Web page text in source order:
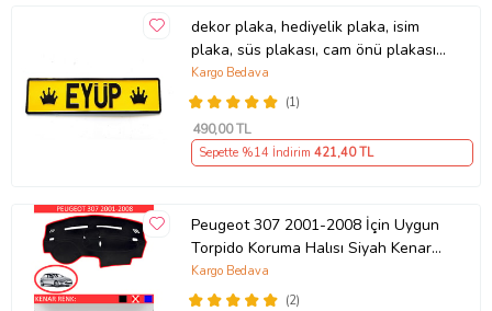
dekor plaka, hediyelik plaka, isim
plaka, süs plakası, cam önü plakası,
tırcı plakası (Sarı-Siyah)
(1)
Kargo Bedava
490,00 TL
Sepette %14 İndirim 421,40 TL
Peugeot 307 2001-2008 İçin Uygun
Torpido Koruma Halısı Siyah Kenar
Renk Kırmızı
(2)
Kargo Bedava